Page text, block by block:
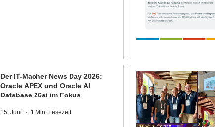
Der IT-Macher News Day 2026:
Oracle APEX und Oracle AI
Database 26ai im Fokus
15. Juni 1 Min. Lesezeit